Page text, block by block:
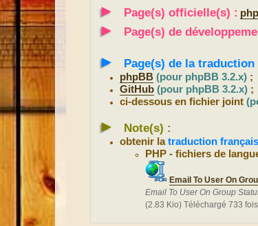
► Page(s) officielle(s) :
► Page(s) de
► Page(s) de la
phpBB (pour phpBB 3.2.x) ;
GitHub (pour phpBB 3.2.x) ;
ci-dessous en fichier joint
► Note(s) :
obtenir latraduction
PHP - fichiers de
Email To User On
Email To User On Group
(2.83 Kio) Téléchargé 733 fois